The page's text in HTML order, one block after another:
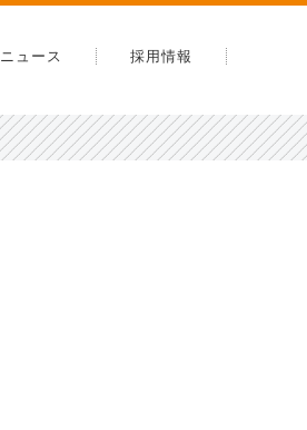
ニュース 採用情報